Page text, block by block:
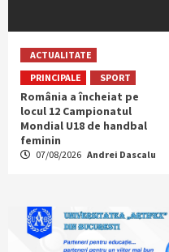
ACTUALITATE
PRINCIPALE
SPORT
România a încheiat pe
locul 12 Campionatul
Mondial U18 de handbal
feminin
07/08/2026 Andrei Dascalu